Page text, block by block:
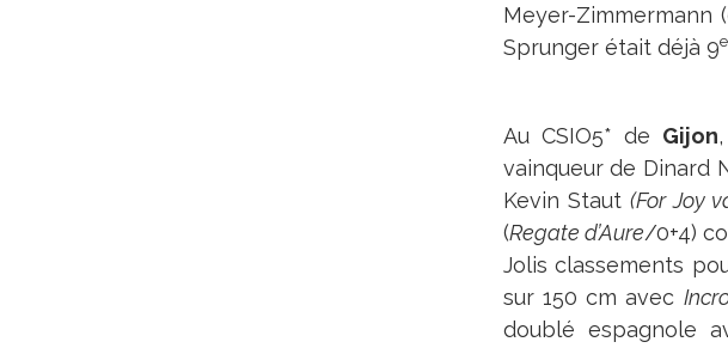
Meyer-Zimmermann (
Sprunger était déjà 9e
Au CSIO5* de Gijon
vainqueur de Dinard
Kevin Staut (For Joy
(Regate d’Aure/0+4)
Jolis classements
sur 150 cm avec
doublé espagnole